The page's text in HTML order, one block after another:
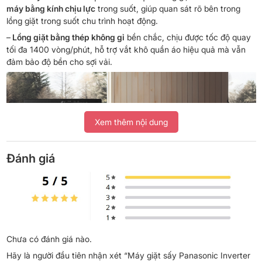
máy bằng kính chịu lựctrong suốt, giúp quan sát rõ bên trong
lồng giặt trong suốt chu trình hoạt động.
–Lồng giặt bằng thép không gỉ bền chắc, chịu được tốc độ quay
tối đa 1400 vòng/phút, hỗ trợ vắt khô quần áo hiệu quả mà vẫn
đảm bảo độ bền cho sợi vải.
*Hình ảnh chỉ mang tính chất minh họa
Khối lượng giặt và Chương trình
Xem thêm nội dung
Đánh giá
Chưa có đánh giá nào.
Hãy là người đầu tiên nhận xét “Máy giặt sấy Panasonic Inverter